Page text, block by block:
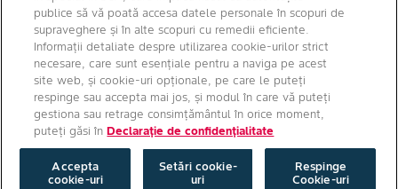
Canale media
Drepturi de autor © Bayer Crop Science 2026
Condiţii de utilizare/Declarație de confidențialitate/Amprentă/Setări
cookie-uri
publice să vă poată accesa datele personale în scopuri de
supraveghere și în alte scopuri cu remedii eficiente.
Informații detaliate despre utilizarea cookie-urilor strict
necesare, care sunt esențiale pentru a naviga pe acest
site web, și cookie-uri opționale, pe care le puteți
respinge sau accepta mai jos, și modul în care vă puteți
gestiona sau retrage consimțământul în orice moment,
puteți găsi înDeclarație de confidențialitate
Setări cookie-
uri
Respinge
Cookie-uri
Accepta
cookie-uri